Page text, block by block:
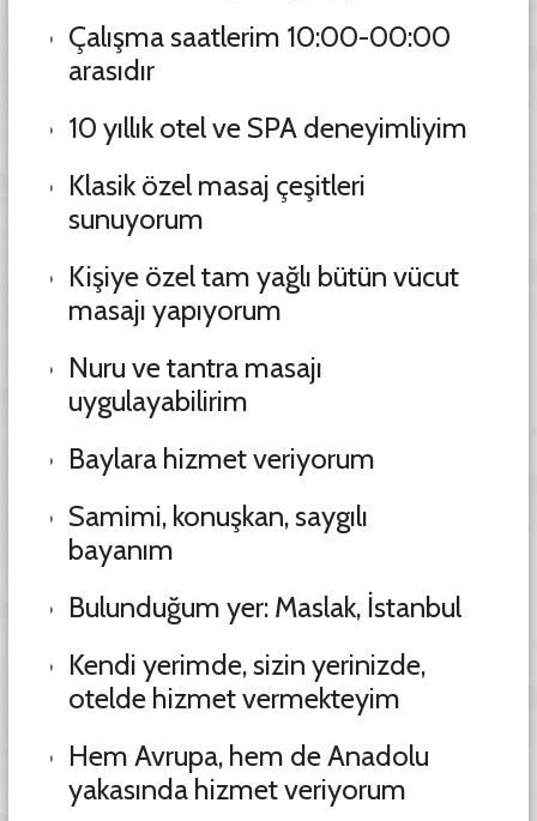
Çalışma saatlerim 10:00-00:00
arasıdır
10 yıllık otel ve SPA deneyimliyim
Klasik özel masaj çeşitleri
sunuyorum
Kişiye özel tam yağlı bütün vücut
masajı yapıyorum
Nuru ve tantra masajı
uygulayabilirim
Baylara hizmet veriyorum
Samimi, konuşkan, saygılı
bayanım
Bulunduğum yer: Maslak, İstanbul
Kendi yerimde, sizin yerinizde,
otelde hizmet vermekteyim
Hem Avrupa, hem de Anadolu
yakasında hizmet veriyorum